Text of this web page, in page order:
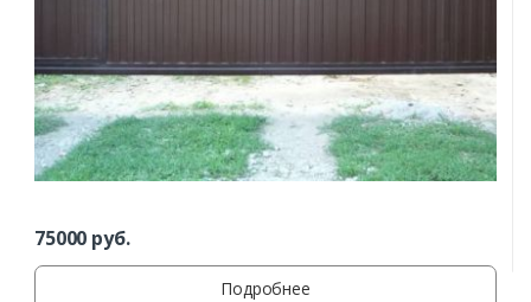
75000 руб.
Подробнее